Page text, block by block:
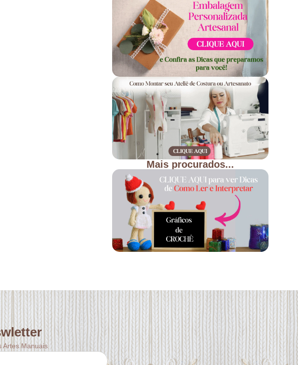
Mais procurados...
Artes Manuais